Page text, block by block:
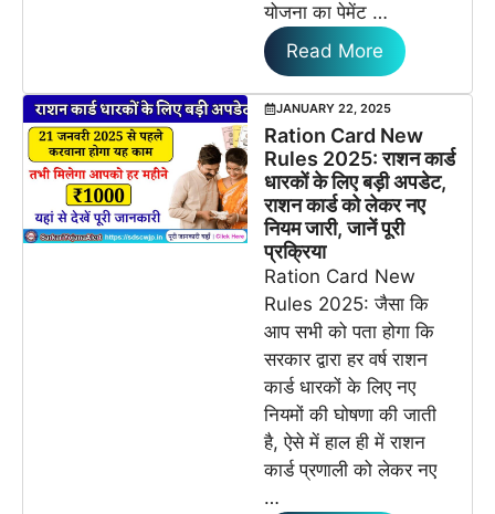
योजना का पेमेंट …
Read More
JANUARY 22, 2025
Ration Card New
Rules 2025: राशन कार्ड
धारकों के लिए बड़ी अपडेट,
राशन कार्ड को लेकर नए
नियम जारी, जानें पूरी
प्रक्रिया
Ration Card New
Rules 2025: जैसा कि
आप सभी को पता होगा कि
सरकार द्वारा हर वर्ष राशन
कार्ड धारकों के लिए नए
नियमों की घोषणा की जाती
है, ऐसे में हाल ही में राशन
कार्ड प्रणाली को लेकर नए
…